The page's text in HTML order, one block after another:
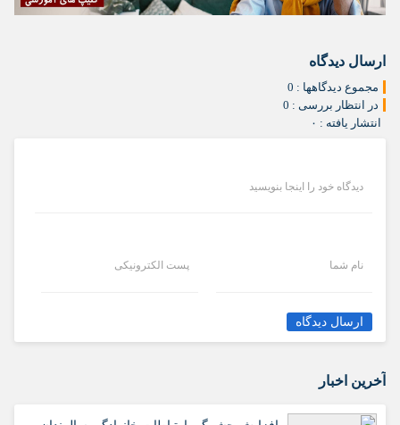
ارسال دیدگاه
مجموع دیدگاهها : 0
در انتظار بررسی : 0
انتشار یافته : ۰
دیدگاه خود را اینجا بنویسید
نام شما پست الکترونیکی
ارسال دیدگاه
آخرین اخبار